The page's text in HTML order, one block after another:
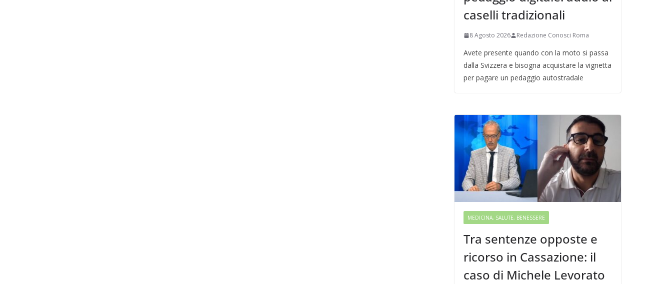
caselli tradizionali
8 Agosto 2026 Redazione Conosci Roma
Avete presente quando con la moto si passa
dalla Svizzera e bisogna acquistare la vignetta
per pagare un pedaggio autostradale
MEDICINA, SALUTE, BENESSERE
Tra sentenze opposte e
ricorso in Cassazione: il
caso di Michele Levorato